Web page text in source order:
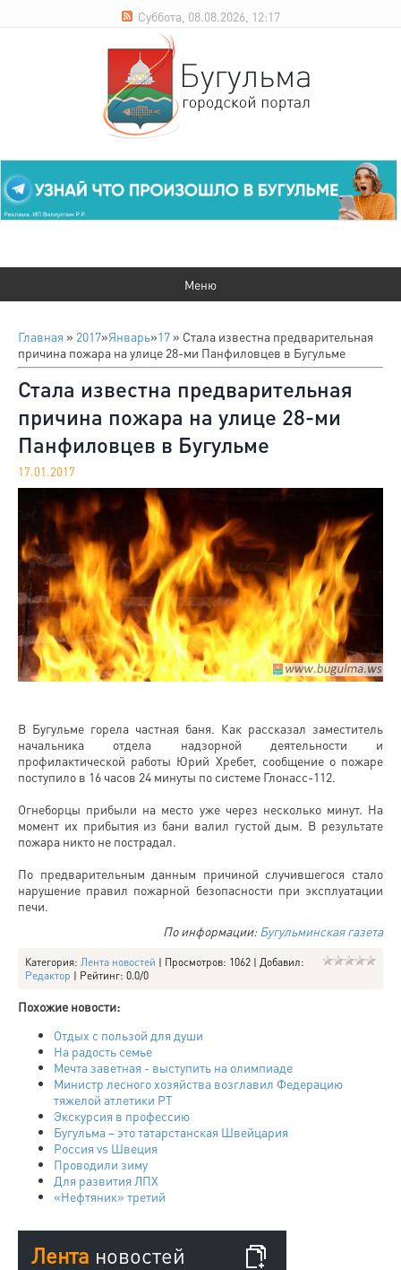
Суббота, 08.08.2026, 12:17
Главная » 2017»Январь»17 » Стала известна предварительная
причина пожара на улице 28-ми Панфиловцев в Бугульме
Стала известна предварительная
причина пожара на улице 28-ми
Панфиловцев в Бугульме
17.01.2017
В Бугульме горела частная баня. Как рассказал заместитель
начальника отдела надзорной деятельности и
профилактической работы Юрий Хребет, сообщение о пожаре
поступило в 16 часов 24 минуты по системе Глонасс-112.
Огнеборцы прибыли на место уже через несколько минут. На
момент их прибытия из бани валил густой дым. В результате
пожара никто не пострадал.
По предварительным данным причиной случившегося стало
нарушение правил пожарной безопасности при эксплуатации
печи.
По информации:Бугульминская газета
Категория: Лента новостей | Просмотров: 1062 | Добавил:
Редактор | Рейтинг: 0.0/0
Похожие новости:
Отдых с пользой для души
На радость семье
Мечта заветная - выступить на олимпиаде
Министр лесного хозяйства возглавил Федерацию
тяжелой атлетики РТ
Экскурсия в профессию
Бугульма – это татарстанская Швейцария
Россия vs Швеция
Проводили зиму
Для развития ЛПХ
«Нефтяник» третий
Лента новостей